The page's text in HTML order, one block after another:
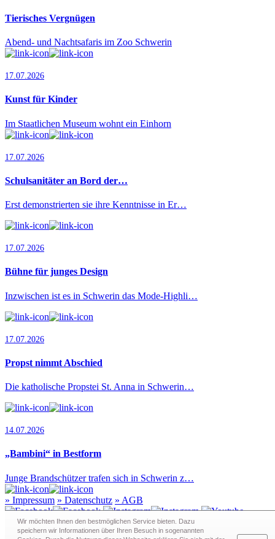
Tierisches Vergnügen
Abend- und Nachtsafaris im Zoo Schwerin
17.07.2026
Kunst für Kinder
Im Staatlichen Museum wohnt ein Einhorn
17.07.2026
Schulsanitäter an Bord der…
Erst demonstrierten sie ihre Kenntnisse in Er…
17.07.2026
Bühne für junges Design
Inzwischen ist es in Schwerin das Mode-Highli…
17.07.2026
Propst nimmt Abschied
Die katholische Propstei St. Anna in Schwerin…
14.07.2026
„Bambini“ in Bestform
Junge Brandschützer trafen sich in Schwerin z…
» Impressum » Datenschutz » AGB
Wir möchten Ihnen den bestmöglichen Service bieten. Dazu
speichern wir Informationen über Ihren Besuch in sogenann­ten